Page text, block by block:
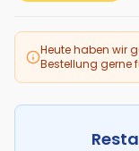
Heute haben wir
Bestellung gerne